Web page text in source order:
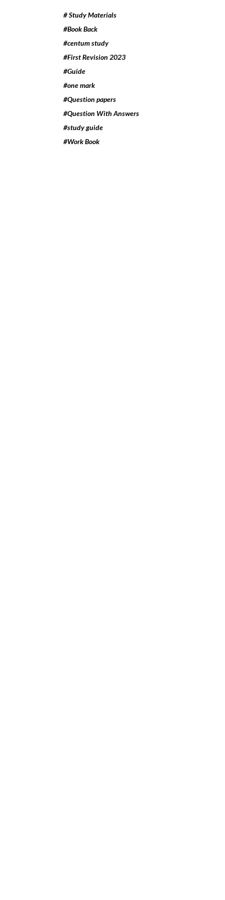
# Study Materials
#Book Back
#centum study
#First Revision 2023
#Guide
#one mark
#Question papers
#Question With Answers
#study guide
#Work Book